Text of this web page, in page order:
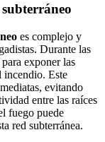
es complejo y
Durante las
exponer las
incendio. Este
evitando
entre las raíces
fuego puede
red subterránea.